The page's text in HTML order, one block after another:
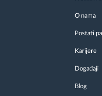
O nama
Postati
Karijere
Događaji
Blog